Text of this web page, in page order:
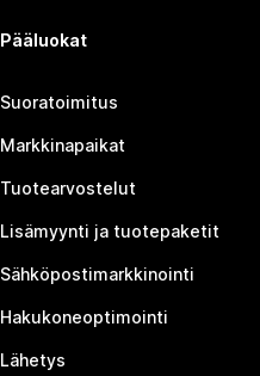
Pääluokat
Suoratoimitus
Markkinapaikat
Tuotearvostelut
Lisämyynti ja tuotepaketit
Sähköpostimarkkinointi
Hakukoneoptimointi
Lähetys